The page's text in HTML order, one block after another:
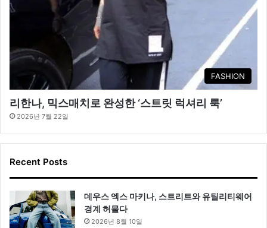
FASHION
리한나, 믹스매치로 완성한 ‘스트릿 럭셔리 룩’
2026년 7월 22일
Recent Posts
데우스 엑스 마키나, 스트리트와 유틸리티웨어
경계 허물다
2026년 8월 10일